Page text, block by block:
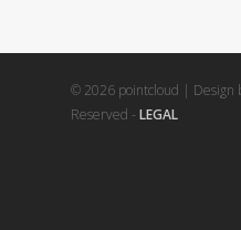
© 2026 pointcloud | Design
Reserved - LEGAL